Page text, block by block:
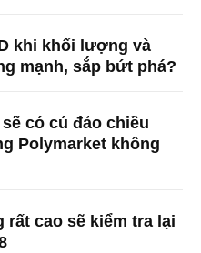
khi khối lượng và
mạnh, sắp bứt phá?
có cú đảo chiều
Polymarket không
rất cao sẽ kiểm tra lại